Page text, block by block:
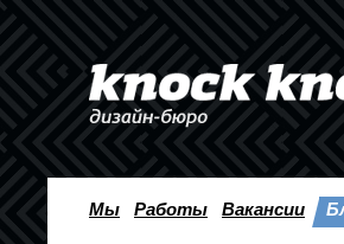
Мы Работы Вакансии